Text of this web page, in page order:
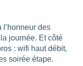
l’honneur des
journée. Et côté
: wifi haut débit,
soirée étape.